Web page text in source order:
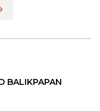
BALIKPAPAN